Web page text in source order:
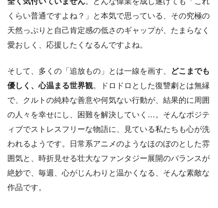
くらい普通ですよね？」と本気で思っている、その究極の
天然っぷりと自己肯定感の低さのギャップが、たまらなく
愛おしく、応援したくなるんですよね。
そして、多くの「追放もの」とは一線を画す、
どこまでも
優しく、心温まる世界観。ドロドロとした復讐劇とは無縁
で、クルトの純粋な善意や何気ない行動が、結果的に周囲
の人々を幸せにし、困難を解決していく…。そんなポジテ
ィブでストレスフリーな物語に、見ている私たちも心が洗
われるようです。日常系アニメのようなほのぼのとした雰
囲気と、時折見せる壮大なファンタジー展開のバランスが
絶妙で、毎週、心がじんわりと温かくなる、そんな素敵な
作品です。